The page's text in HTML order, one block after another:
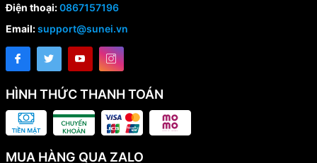
Điện thoại:0867157196
Email:support@sunei.vn
HÌNH THỨC THANH TOÁN
MUA HÀNG QUA ZALO